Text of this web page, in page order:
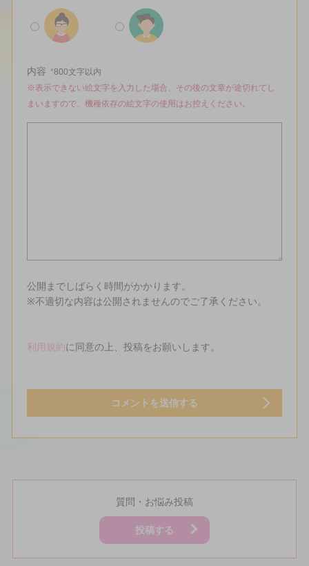
内容 *800文字以内
※表示できない絵文字を入力した場合、その後の文章が途切れてし
まいますので、機種依存の絵文字の使用はお控えください。
公開までしばらく時間がかかります。
※不適切な内容は公開されませんのでご了承ください。
利用規約に同意の上、投稿をお願いします。
コメントを送信する
質問・お悩み投稿
投稿する